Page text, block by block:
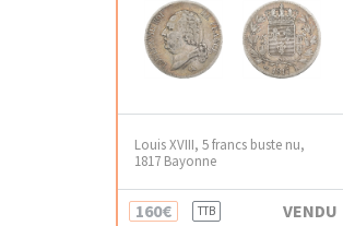
Louis XVIII, 5 francs buste nu,
1817 Bayonne
160€ TTB VENDU